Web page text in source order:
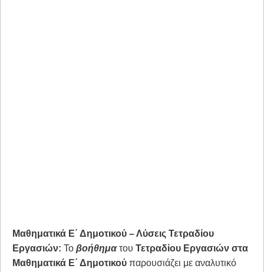
Μαθηματικά Ε΄ Δημοτικού – Λύσεις Τετραδίου
Εργασιών: Το βοήθηματου Τετραδίου Εργασιών στα
Μαθηματικά Ε΄ Δημοτικού παρουσιάζει με αναλυτικό